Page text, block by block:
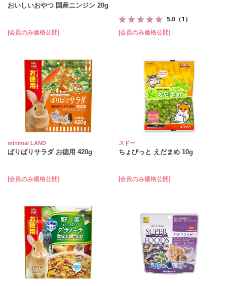
おいしいおやつ 国産ニンジン 20g
[会員のみ価格公開]
5.0 （1）
[会員のみ価格公開]
minimal LAND
ぱりぱりサラダ お徳用 420g
[会員のみ価格公開]
スドー
ちょびっと えだまめ 10g
[会員のみ価格公開]